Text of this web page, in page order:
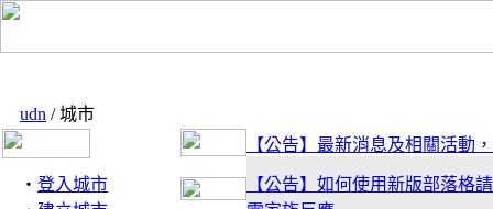
udn / 城市
‧ 登入城市
【公告】最新消息及相關活動
【公告】如何使用新版部落格